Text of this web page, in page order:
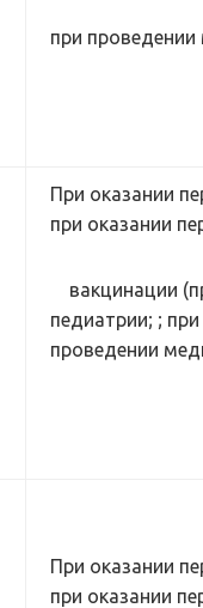
при проведении
При оказании
при оказании
вакцинации
педиатрии; ;
проведении
При оказании
при оказании